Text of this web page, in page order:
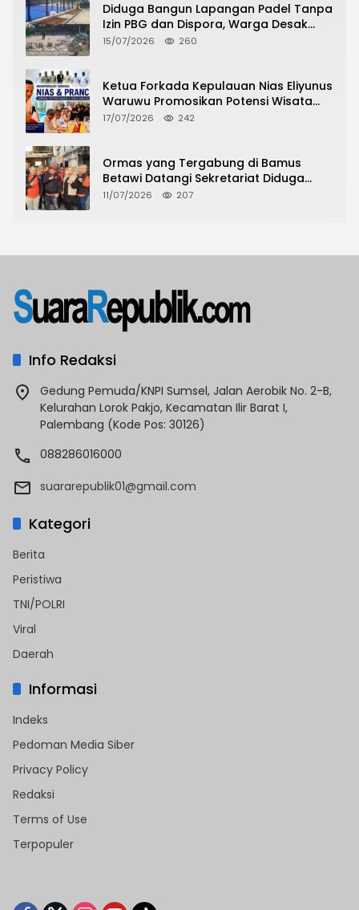
Diduga Bangun Lapangan Padel Tanpa
Izin PBG dan Dispora, Warga Desak
CKTRP dan Dispora Jakarta Barat
15/07/2026 260
Ketua Forkada Kepulauan Nias Eliyunus
Waruwu Promosikan Potensi Wisata
Nias di Hadapan Dubes Prancis
17/07/2026 242
Ormas yang Tergabung di Bamus
Betawi Datangi Sekretariat Diduga
Fiktif Gerakan Pemuda Betawi Jaya
11/07/2026 207
Info Redaksi
Gedung Pemuda/KNPI Sumsel, Jalan Aerobik No. 2-B,
Kelurahan Lorok Pakjo, Kecamatan Ilir Barat I,
Palembang (Kode Pos: 30126)
088286016000
suararepublik01@gmail.com
Kategori
Berita
Peristiwa
TNI/POLRI
Viral
Daerah
Informasi
Indeks
Pedoman Media Siber
Privacy Policy
Redaksi
Terms of Use
Terpopuler